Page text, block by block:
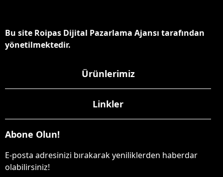
Bu site Roipas Dijital Pazarlama Ajansı tarafından
yönetilmektedir.
Ürünlerimiz
Linkler
Abone Olun!
E-posta adresinizi bırakarak yeniliklerden haberdar
olabilirsiniz!